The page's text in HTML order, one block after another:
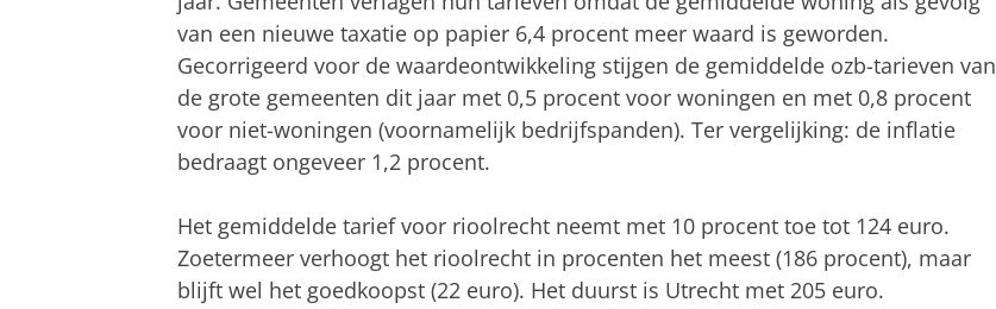
van een nieuwe taxatie op papier 6,4 procent meer waard is geworden.
Gecorrigeerd voor de waardeontwikkeling stijgen de gemiddelde ozb-tarieven van
de grote gemeenten dit jaar met 0,5 procent voor woningen en met 0,8 procent
voor niet-woningen (voornamelijk bedrijfspanden). Ter vergelijking: de inflatie
bedraagt ongeveer 1,2 procent.
Het gemiddelde tarief voor rioolrecht neemt met 10 procent toe tot 124 euro.
Zoetermeer verhoogt het rioolrecht in procenten het meest (186 procent), maar
blijft wel het goedkoopst (22 euro). Het duurst is Utrecht met 205 euro.